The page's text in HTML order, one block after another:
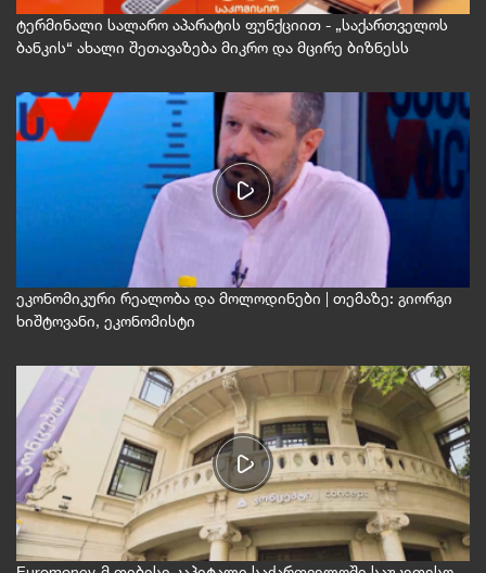
ტერმინალი სალარო აპარატის ფუნქციით - „საქართველოს
ბანკის“ ახალი შეთავაზება მიკრო და მცირე ბიზნესს
ეკონომიკური რეალობა და მოლოდინები | თემაზე: გიორგი
ხიშტოვანი, ეკონომისტი